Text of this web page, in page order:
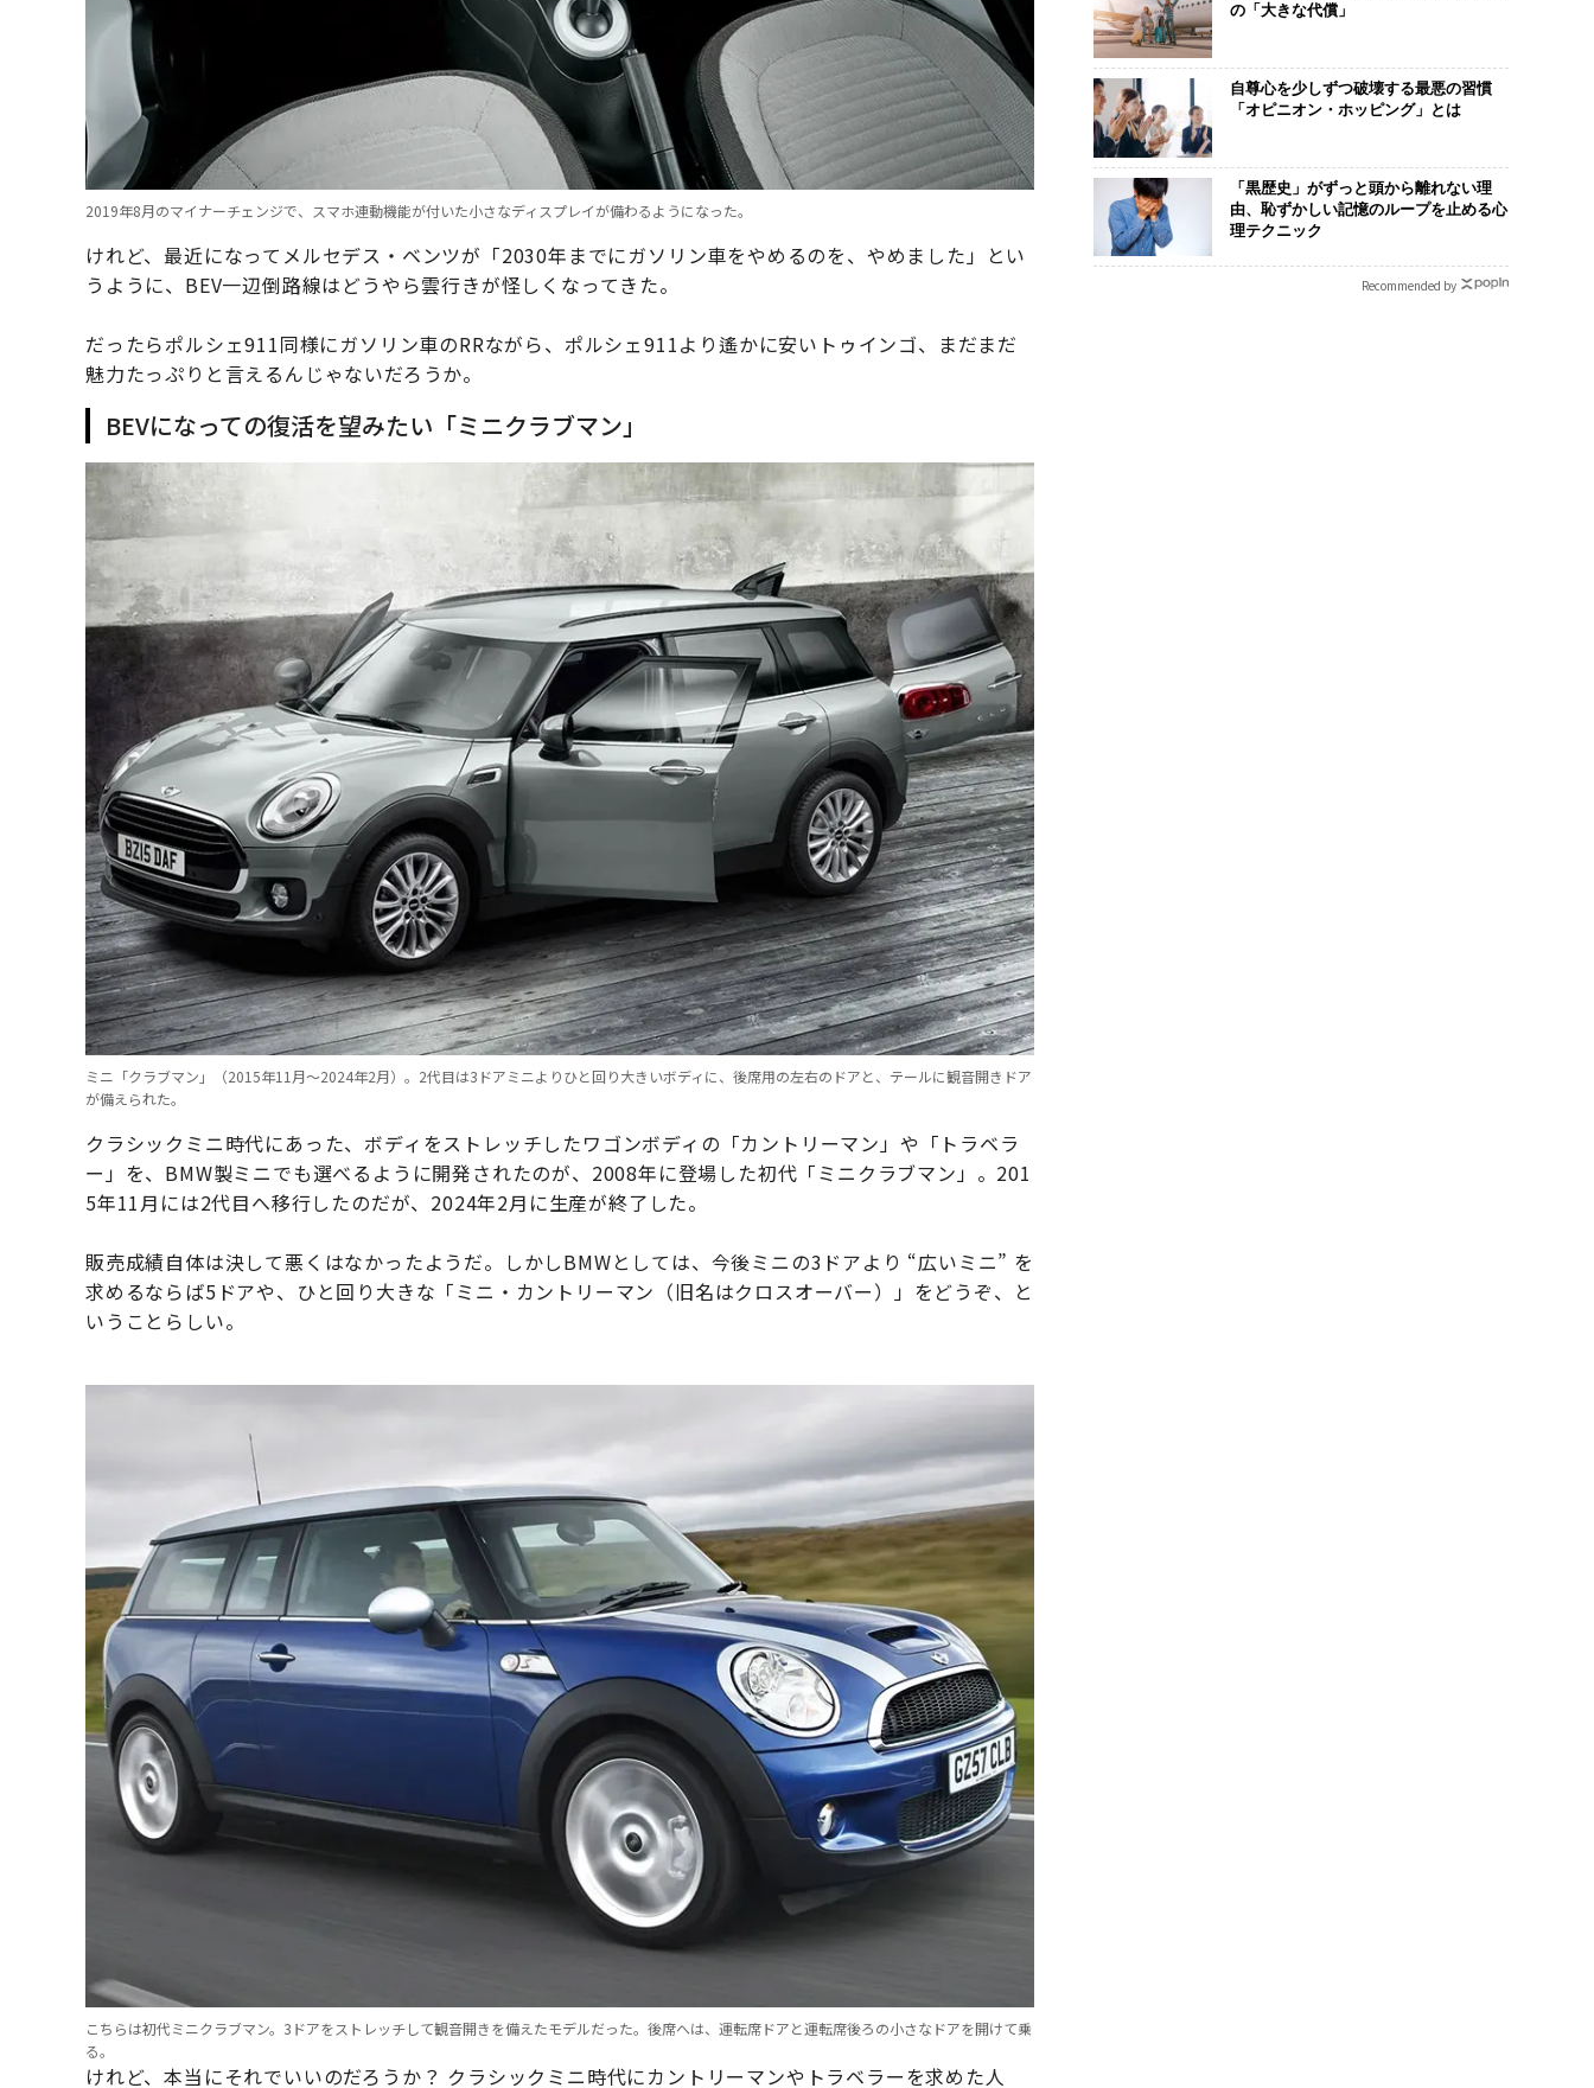
2019年8月のマイナーチェンジで、スマホ連動機能が付いた小さなディスプレイが備わるようになった。
けれど、最近になってメルセデス・ベンツが「2030年までにガソリン車をやめるのを、やめました」とい
うように、BEV一辺倒路線はどうやら雲行きが怪しくなってきた。
だったらポルシェ911同様にガソリン車のRRながら、ポルシェ911より遙かに安いトゥインゴ、まだまだ
魅力たっぷりと言えるんじゃないだろうか。
BEVになっての復活を望みたい「ミニクラブマン」
ミニ「クラブマン」（2015年11月〜2024年2月）。2代目は3ドアミニよりひと回り大きいボディに、後席用の左右のドアと、テールに観音開きドア
が備えられた。
クラシックミニ時代にあった、ボディをストレッチしたワゴンボディの「カントリーマン」や「トラベラ
ー」を、BMW製ミニでも選べるように開発されたのが、2008年に登場した初代「ミニクラブマン」。201
5年11月には2代目へ移行したのだが、2024年2月に生産が終了した。
販売成績自体は決して悪くはなかったようだ。しかしBMWとしては、今後ミニの3ドアより “広いミニ” を
求めるならば5ドアや、ひと回り大きな「ミニ・カントリーマン（旧名はクロスオーバー）」をどうぞ、と
いうことらしい。
こちらは初代ミニクラブマン。3ドアをストレッチして観音開きを備えたモデルだった。後席へは、運転席ドアと運転席後ろの小さなドアを開けて乗
る。
けれど、本当にそれでいいのだろうか？ クラシックミニ時代にカントリーマンやトラベラーを求めた人
の「大きな代償」
自尊心を少しずつ破壊する最悪の習慣
「オピニオン・ホッピング」とは
「黒歴史」がずっと頭から離れない理
由、恥ずかしい記憶のループを止める心
理テクニック
Recommended by